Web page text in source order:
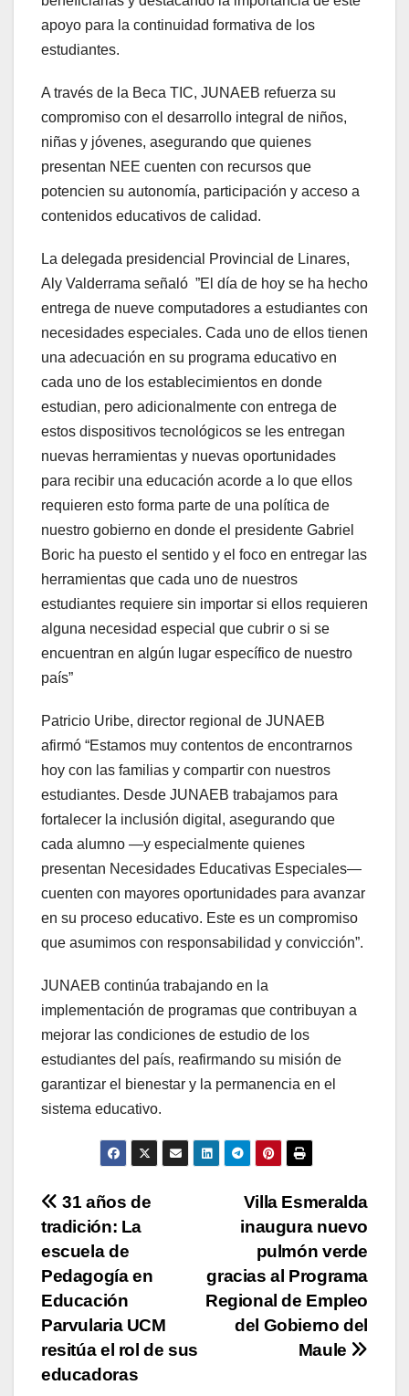
apoyo para la continuidad formativa de los
estudiantes.
A través de la Beca TIC, JUNAEB refuerza su
compromiso con el desarrollo integral de niños,
niñas y jóvenes, asegurando que quienes
presentan NEE cuenten con recursos que
potencien su autonomía, participación y acceso a
contenidos educativos de calidad.
La delegada presidencial Provincial de Linares,
Aly Valderrama señaló ”El día de hoy se ha hecho
entrega de nueve computadores a estudiantes con
necesidades especiales. Cada uno de ellos tienen
una adecuación en su programa educativo en
cada uno de los establecimientos en donde
estudian, pero adicionalmente con entrega de
estos dispositivos tecnológicos se les entregan
nuevas herramientas y nuevas oportunidades
para recibir una educación acorde a lo que ellos
requieren esto forma parte de una política de
nuestro gobierno en donde el presidente Gabriel
Boric ha puesto el sentido y el foco en entregar las
herramientas que cada uno de nuestros
estudiantes requiere sin importar si ellos requieren
alguna necesidad especial que cubrir o si se
encuentran en algún lugar específico de nuestro
país”
Patricio Uribe, director regional de JUNAEB
afirmó “Estamos muy contentos de encontrarnos
hoy con las familias y compartir con nuestros
estudiantes. Desde JUNAEB trabajamos para
fortalecer la inclusión digital, asegurando que
cada alumno —y especialmente quienes
presentan Necesidades Educativas Especiales—
cuenten con mayores oportunidades para avanzar
en su proceso educativo. Este es un compromiso
que asumimos con responsabilidad y convicción”.
JUNAEB continúa trabajando en la
implementación de programas que contribuyan a
mejorar las condiciones de estudio de los
estudiantes del país, reafirmando su misión de
garantizar el bienestar y la permanencia en el
sistema educativo.
Navegación
de
entradas
Villa Esmeralda
inaugura nuevo
pulmón verde
gracias al Programa
Regional de Empleo
del Gobierno del
Maule
31 años de
tradición: La
escuela de
Pedagogía en
Educación
Parvularia UCM
resitúa el rol de sus
educadoras